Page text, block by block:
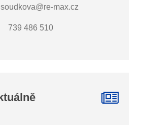
max.cz
739 486 510